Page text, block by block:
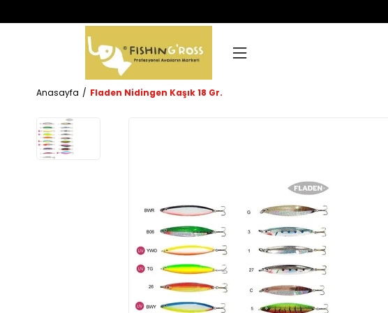
Anasayfa Fladen Nidingen Kaşık 18 Gr.